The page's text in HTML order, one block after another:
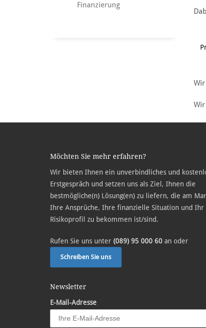
Finanzierung
Möchten Sie mehr erfahren?
Wir bieten Ihnen ein unverbindliches und
Erstgespräch und setzen uns als Ziel, Ihnen die
bestmögliche(n) Lösung(en) zu liefern, die am
Ihre Ansprüche, Ihre finanzielle Situation und Ihr
Risikoprofil zu bekommen ist/sind.
Rufen Sie uns unter (089) 95 000 60 an oder
Schreiben Sie uns
Newsletter
E-Mail-Adresse